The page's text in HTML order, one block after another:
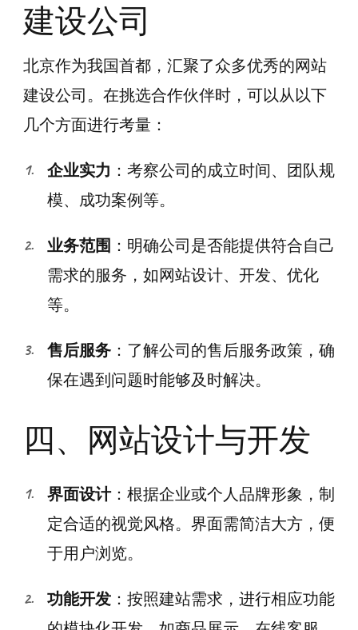
建设公司
北京作为我国首都，汇聚了众多优秀的网站
建设公司。在挑选合作伙伴时，可以从以下
几个方面进行考量：
企业实力 ：考察公司的成立时间、团队规
模、成功案例等。
业务范围 ：明确公司是否能提供符合自己
需求的服务，如网站设计、开发、优化
等。
售后服务 ：了解公司的售后服务政策，确
保在遇到问题时能够及时解决。
四、网站设计与开发
界面设计：根据企业或个人品牌形象，制
定合适的视觉风格。界面需简洁大方，便
于用户浏览。
功能开发 ：按照建站需求，进行相应功能